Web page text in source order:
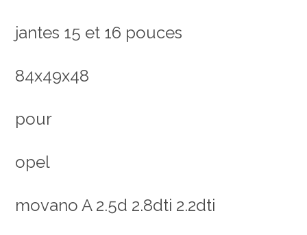
jantes 15 et 16 pouces
84x49x48
pour
opel
movano A 2.5d 2.8dti 2.2dti